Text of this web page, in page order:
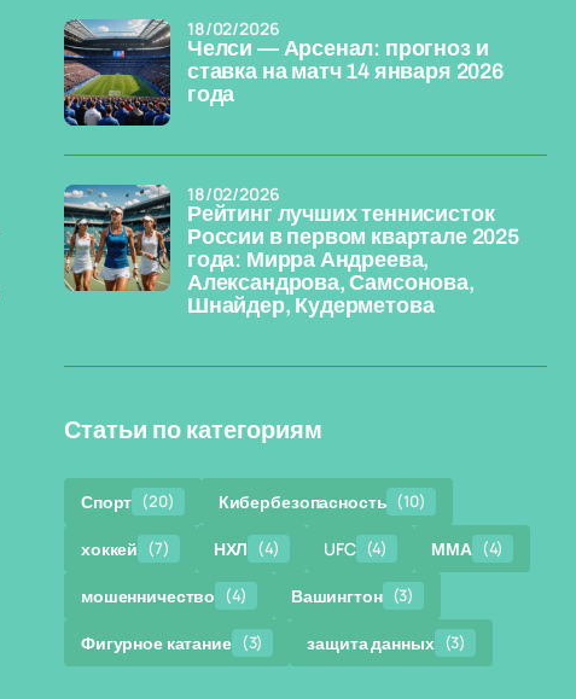
Челси — Арсенал: прогноз и
ставка на матч 14 января 2026
года
18/02/2026
Рейтинг лучших теннисисток
России в первом квартале 2025
года: Мирра Андреева,
Александрова, Самсонова,
Шнайдер, Кудерметова
18/02/2026
Статьи по категориям
Спорт (20) Кибербезопасность (10)
хоккей (7) НХЛ (4) UFC (4) ММА (4)
мошенничество (4) Вашингтон (3)
Фигурное катание (3) защита данных (3)